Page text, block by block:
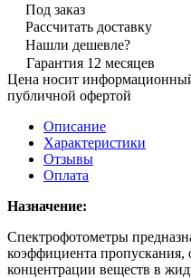
Под заказ
Рассчитать доставку
Нашли дешевле?
Гарантия 12 месяцев
Цена носит информационный
публичной офертой
Описание
Характеристики
Отзывы
Оплата
Назначение:
Спектрофотометры
коэффициента пропускания,
концентрации веществ в